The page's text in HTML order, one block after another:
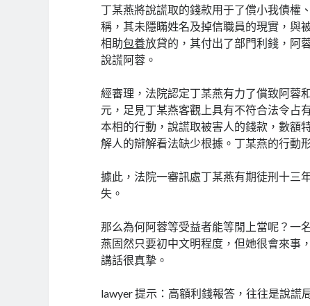
丁某燕將說謊取的錢款用于了償小我債權
稱，其未隱瞞姓名及掉信職員的現實，與
相助包養放貸的，其付出了部門利錢，阿
說謊阿蓉。
經審理，法院認定丁某燕有力了償致阿蓉
元，足見丁某燕客觀上具有不符合法令占
本相的行動，說謊取被害人的錢款，數額
解人的辯解看法缺少根據。丁某燕的行動
據此，法院一審訊處丁某燕有期徒刑十三
失。
那么為何阿蓉等受益者能等閒上當呢？一
燕固然只要初中文明程度，但她很會來事
講話很真摯。
lawyer 提示：高額利錢報答，往往是說謊